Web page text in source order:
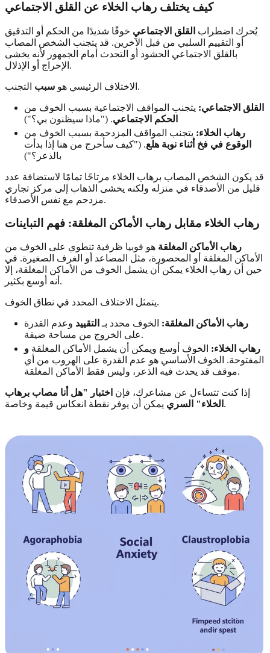
كيف يختلف رهاب الخلاء عن القلق الاجتماعي
يُحرك اضطراب القلق الاجتماعي خوفًا شديدًا من الحكم أو التدقيق
أو التقييم السلبي من قبل الآخرين. قد يتجنب الشخص المصاب
بالقلق الاجتماعي الحشود أو التحدث أمام الجمهور لأنه يخشى
الإحراج أو الإذلال.
الاختلاف الرئيسي هو سبب التجنب.
القلق الاجتماعي: يتجنب المواقف الاجتماعية بسبب الخوف من
الحكم الاجتماعي. ("ماذا سيظنون بي؟")
رهاب الخلاء: يتجنب المواقف المزدحمة بسبب الخوف من
الوقوع في فخ أثناء نوبة هلع. ("كيف سأخرج من هنا إذا بدأت
بالذعر؟")
قد يكون الشخص المصاب برهاب الخلاء مرتاحًا تمامًا لاستضافة عدد
قليل من الأصدقاء في منزله ولكنه يخشى الذهاب إلى مركز تجاري
مزدحم مع نفس الأصدقاء.
رهاب الخلاء مقابل رهاب الأماكن المغلقة: فهم التباينات
رهاب الأماكن المغلقة هو فوبيا ظرفية تنطوي على الخوف من
الأماكن المغلقة أو المحصورة، مثل المصاعد أو الغرف الصغيرة. في
حين أن رهاب الخلاء يمكن أن يشمل الخوف من الأماكن المغلقة، إلا
أنه أوسع بكثير.
يتمثل الاختلاف المحدد في نطاق الخوف.
رهاب الأماكن المغلقة: الخوف محدد بـ التقييد وعدم القدرة
على الخروج من مساحة ضيقة.
رهاب الخلاء: الخوف أوسع ويمكن أن يشمل الأماكن المغلقة و
المفتوحة. الخوف الأساسي هو عدم القدرة على الهروب من أي
موقف قد يحدث فيه الذعر، وليس فقط الأماكن المغلقة.
إذا كنت تتساءل عن مشاعرك، فإن اختبار "هل أنا مصاب برهاب
الخلاء" السري يمكن أن يوفر نقطة انعكاس قيمة وخاصة.